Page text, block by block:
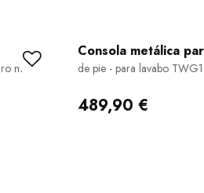
mate
Consola metálica
de pie - para lavabo
489,90 €